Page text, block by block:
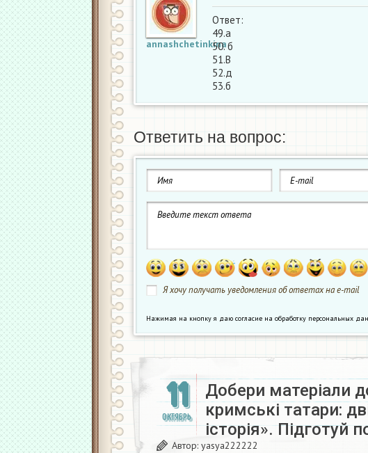
annashchetinkina
Ответ:
49.а
50. б
51.В
52.д
53.б
Ответить на вопрос:
Я хочу получать уведомления об ответах на e-mail
Нажимая на кнопку я даю согласие на обработку персональных
11
ОКТЯБРЬ
Добери матеріали
кримські татари:
iсторiя». Підготуй
Автор: yasya222222